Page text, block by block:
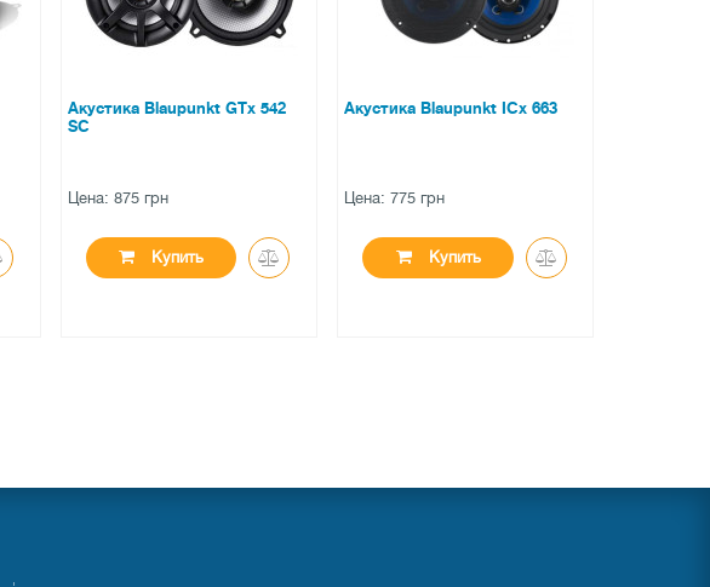
Акустика Blaupunkt GTx 542
SC
Цена: 875 грн
Купить
Акустика Blaupunkt ICx 663
Цена: 775 грн
Купить